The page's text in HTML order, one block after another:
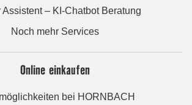
Assistent – KI-Chatbot Beratung
Noch mehr Services
Online einkaufen
bei HORNBACH